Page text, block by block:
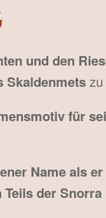
und den
Skaldenmets
für
Name als
der